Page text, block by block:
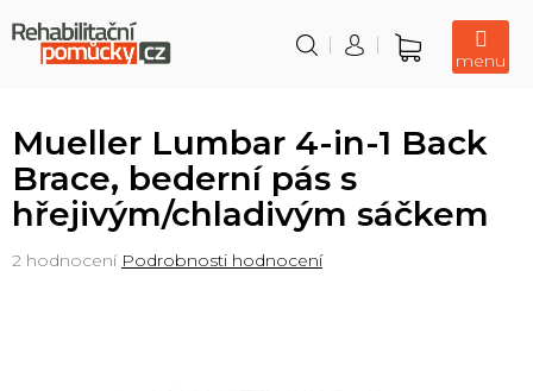
na
obsah
Nákupní
Mueller Lumbar 4-in-1 Back
Brace, bederní pás s
hřejivým/chladivým sáčkem
Průměrné
2 hodnocení Podrobnosti hodnocení